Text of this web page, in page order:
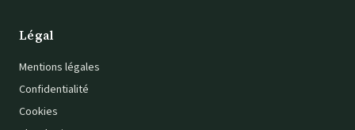
Légal
Mentions légales
Confidentialité
Cookies